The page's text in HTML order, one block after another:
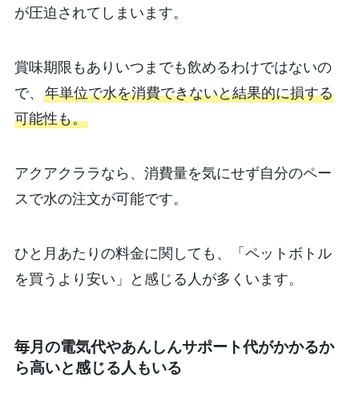
が圧迫されてしまいます。
賞味期限もありいつまでも飲めるわけではないの
で、 年単位で水を消費できないと結果的に損する
可能性も。
アクアクララなら、消費量を気にせず自分のペー
スで水の注文が可能です。
ひと月あたりの料金に関しても、「ペットボトル
を買うより安い」と感じる人が多くいます。
毎月の電気代やあんしんサポート代がかかるか
ら高いと感じる人もいる